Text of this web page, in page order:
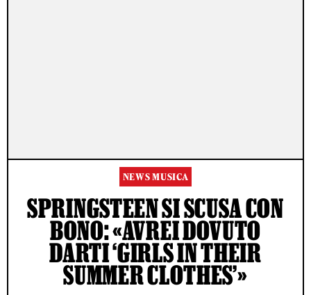
NEWS MUSICA
SPRINGSTEEN SI SCUSA CON
BONO: «AVREI DOVUTO
DARTI ‘GIRLS IN THEIR
SUMMER CLOTHES’»